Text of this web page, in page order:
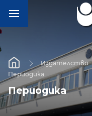
Издателство
Периодика
Периодика